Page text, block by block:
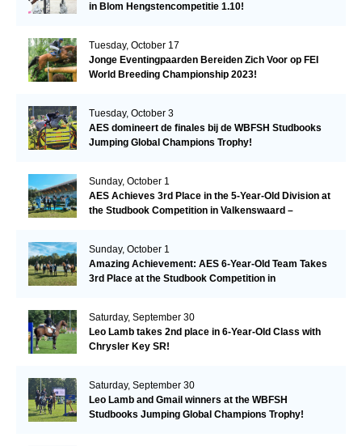
in Blom Hengstencompetitie 1.10!
Tuesday, October 17
Jonge Eventingpaarden Bereiden Zich Voor op FEI
World Breeding Championship 2023!
Tuesday, October 3
AES domineert de finales bij de WBFSH Studbooks
Jumping Global Champions Trophy!
Sunday, October 1
AES Achieves 3rd Place in the 5-Year-Old Division at
the Studbook Competition in Valkenswaard –
Sunday, October 1
Amazing Achievement: AES 6-Year-Old Team Takes
3rd Place at the Studbook Competition in
Saturday, September 30
Leo Lamb takes 2nd place in 6-Year-Old Class with
Chrysler Key SR!
Saturday, September 30
Leo Lamb and Gmail winners at the WBFSH
Studbooks Jumping Global Champions Trophy!